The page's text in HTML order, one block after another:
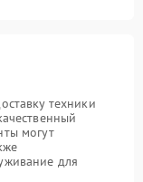
техники
могут
для